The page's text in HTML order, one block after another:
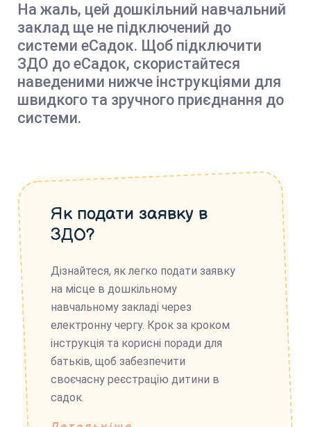
На жаль, цей дошкільний навчальний
заклад ще не підключений до
системи еСадок. Щоб підключити
ЗДО до еСадок, скористайтеся
наведеними нижче інструкціями для
швидкого та зручного приєднання до
системи.
Як подати заявку в
ЗДО?
Дізнайтеся, як легко подати заявку
на місце в дошкільному
навчальному закладі через
електронну чергу. Крок за кроком
інструкція та корисні поради для
батьків, щоб забезпечити
своєчасну реєстрацію дитини в
садок.